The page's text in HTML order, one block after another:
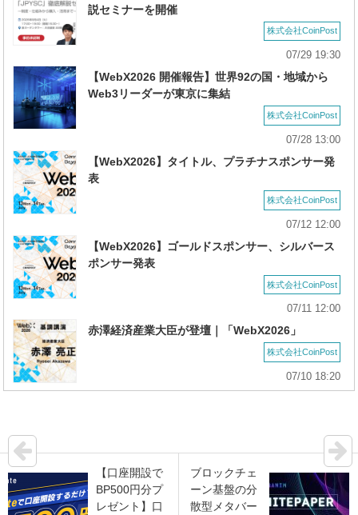
説セミナーを開催
株式会社CoinPost
07/29 19:30
【WebX2026 開催報告】世界92の国・地域から
Web3リーダーが東京に集結
株式会社CoinPost
07/28 13:00
【WebX2026】タイトル、プラチナスポンサー発
表
株式会社CoinPost
07/12 12:00
【WebX2026】ゴールドスポンサー、シルバース
ポンサー発表
株式会社CoinPost
07/11 12:00
赤澤経済産業大臣が登壇｜「WebX2026」
株式会社CoinPost
07/10 18:20
【口座開設で
BP500円分プ
レゼント】口
ブロックチェ
ーン基盤の分
散型メタバー